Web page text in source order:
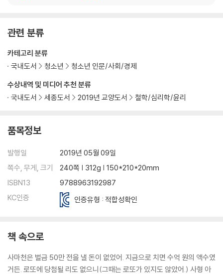
관련 분류
수상내역 및 미디어 추천 분류
국내도서
세종도서 2019년 교양도서 철학/심리학/윤리
카테고리 분류
국내도서
청소년 청소년 인문/사회/경제
품목정보
발행일
2019년 05월 09일
쪽수, 무게, 크기
240쪽 | 312g | 150*210*20mm
ISBN13
9788963192987
KC인증
인증유형 : 적합성확인
책 속으로
사마천은 벌금 50만 전을 낼 돈이 없었어. 지금으로 치면 수억 원의 액수였
거든. 로또에 당첨될 리도 없으니(그때는 로또가 있지도 않았어.) 사형 아